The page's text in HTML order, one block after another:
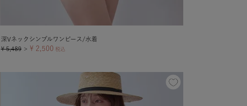
深Vネックシンプルワンピース/水着
¥ 5,489 ＞ ¥ 2,500 税込